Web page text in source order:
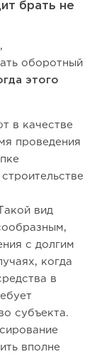
брать не
оборотный
этого
в качестве
проведения
вид
с долгим
когда
в
субъекта.
вполне